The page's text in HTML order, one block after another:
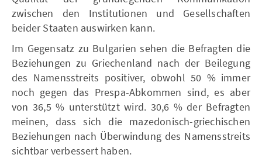
zwischen den Institutionen und Gesellschaften
beider Staaten auswirken kann.
Im Gegensatz zu Bulgarien sehen die Befragten die
Beziehungen zu Griechenland nach der Beilegung
des Namensstreits positiver, obwohl 50 % immer
noch gegen das Prespa-Abkommen sind, es aber
von 36,5 % unterstützt wird. 30,6 % der Befragten
meinen, dass sich die mazedonisch-griechischen
Beziehungen nach Überwindung des Namensstreits
sichtbar verbessert haben.